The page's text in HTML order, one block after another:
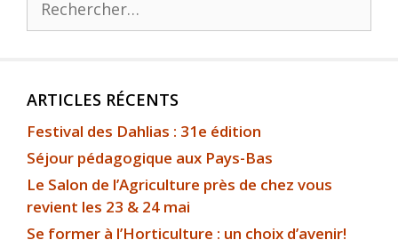
ARTICLES RÉCENTS
Festival des Dahlias : 31e édition
Séjour pédagogique aux Pays-Bas
Le Salon de l’Agriculture près de chez vous
revient les 23 & 24 mai
Se former à l’Horticulture : un choix d’avenir!